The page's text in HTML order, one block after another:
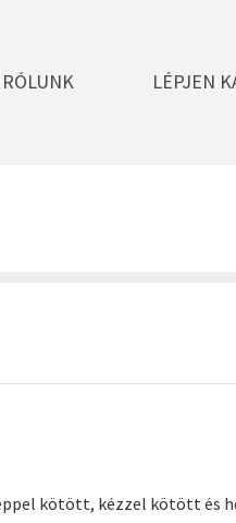
RÓLUNK LÉPJEN
kötött, kézzel kötött és